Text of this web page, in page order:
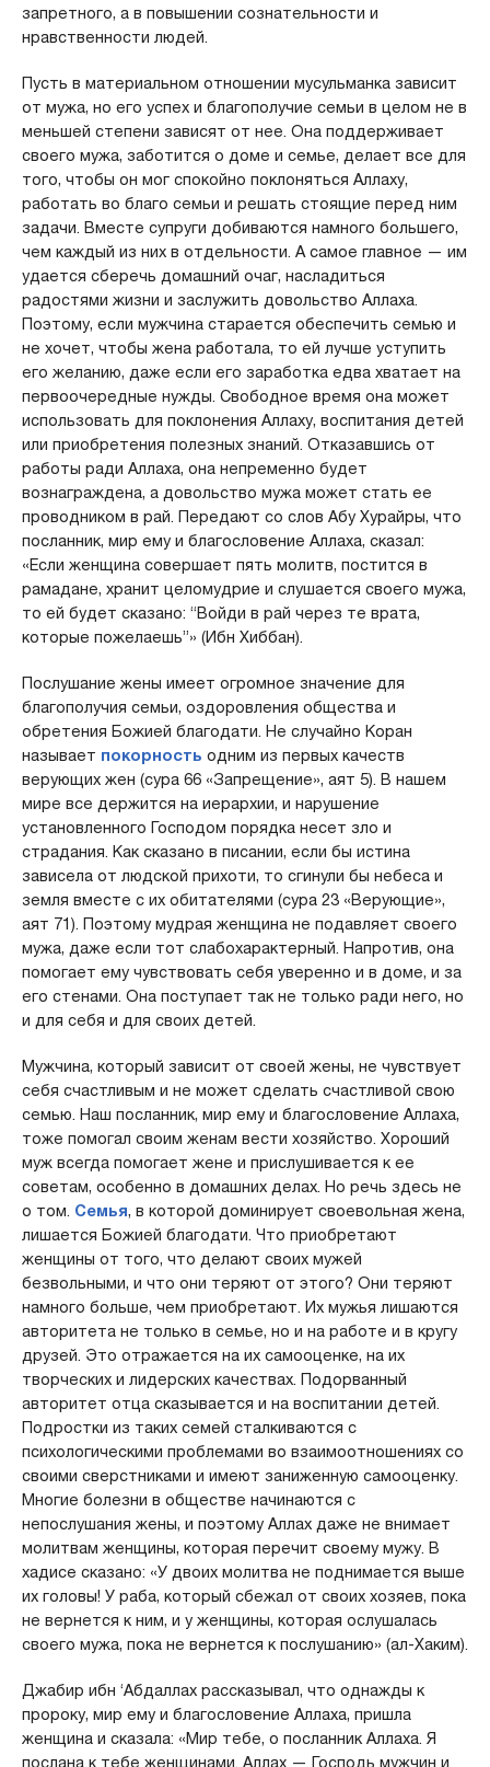
запретного, а в повышении сознательности и
нравственности людей.
Пусть в материальном отношении мусульманка зависит
от мужа, но его успех и благополучие семьи в целом не в
меньшей степени зависят от нее. Она поддерживает
своего мужа, заботится о доме и семье, делает все для
того, чтобы он мог спокойно поклоняться Аллаху,
работать во благо семьи и решать стоящие перед ним
задачи. Вместе супруги добиваются намного большего,
чем каждый из них в отдельности. А самое главное — им
удается сберечь домашний очаг, насладиться
радостями жизни и заслужить довольство Аллаха.
Поэтому, если мужчина старается обеспечить семью и
не хочет, чтобы жена работала, то ей лучше уступить
его желанию, даже если его заработка едва хватает на
первоочередные нужды. Свободное время она может
использовать для поклонения Аллаху, воспитания детей
или приобретения полезных знаний. Отказавшись от
работы ради Аллаха, она непременно будет
вознаграждена, а довольство мужа может стать ее
проводником в рай. Передают со слов Абу Хурайры, что
посланник, мир ему и благословение Аллаха, сказал:
«Если женщина совершает пять молитв, постится в
рамадане, хранит целомудрие и слушается своего мужа,
то ей будет сказано: “Войди в рай через те врата,
которые пожелаешь”» (Ибн Хиббан).
Послушание жены имеет огромное значение для
благополучия семьи, оздоровления общества и
обретения Божией благодати. Не случайно Коран
называет покорность одним из первых качеств
верующих жен (сура 66 «Запрещение», аят 5). В нашем
мире все держится на иерархии, и нарушение
установленного Господом порядка несет зло и
страдания. Как сказано в писании, если бы истина
зависела от людской прихоти, то сгинули бы небеса и
земля вместе с их обитателями (сура 23 «Верующие»,
аят 71). Поэтому мудрая женщина не подавляет своего
мужа, даже если тот слабохарактерный. Напротив, она
помогает ему чувствовать себя уверенно и в доме, и за
его стенами. Она поступает так не только ради него, но
и для себя и для своих детей.
Мужчина, который зависит от своей жены, не чувствует
себя счастливым и не может сделать счастливой свою
семью. Наш посланник, мир ему и благословение Аллаха,
тоже помогал своим женам вести хозяйство. Хороший
муж всегда помогает жене и прислушивается к ее
советам, особенно в домашних делах. Но речь здесь не
о том. Семья, в которой доминирует своевольная жена,
лишается Божией благодати. Что приобретают
женщины от того, что делают своих мужей
безвольными, и что они теряют от этого? Они теряют
намного больше, чем приобретают. Их мужья лишаются
авторитета не только в семье, но и на работе и в кругу
друзей. Это отражается на их самооценке, на их
творческих и лидерских качествах. Подорванный
авторитет отца сказывается и на воспитании детей.
Подростки из таких семей сталкиваются с
психологическими проблемами во взаимоотношениях со
своими сверстниками и имеют заниженную самооценку.
Многие болезни в обществе начинаются с
непослушания жены, и поэтому Аллах даже не внимает
молитвам женщины, которая перечит своему мужу. В
хадисе сказано: «У двоих молитва не поднимается выше
их головы! У раба, который сбежал от своих хозяев, пока
не вернется к ним, и у женщины, которая ослушалась
своего мужа, пока не вернется к послушанию» (ал-Хаким).
Джабир ибн ‘Абдаллах рассказывал, что однажды к
пророку, мир ему и благословение Аллаха, пришла
женщина и сказала: «Мир тебе, о посланник Аллаха. Я
послана к тебе женщинами. Аллах — Господь мужчин и